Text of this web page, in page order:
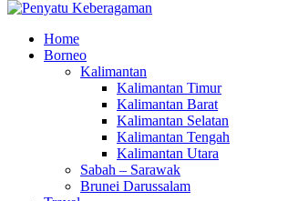
Home
Borneo
Kalimantan
Kalimantan Timur
Kalimantan Barat
Kalimantan Selatan
Kalimantan Tengah
Kalimantan Utara
Sabah – Sarawak
Brunei Darussalam